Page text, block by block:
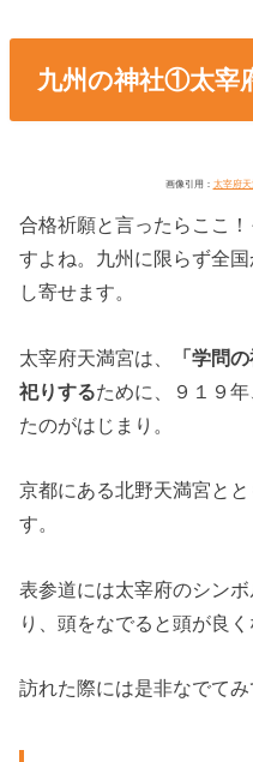
九州の神社①太宰
画像引用： 太宰府
合格祈願と言ったらここ
すよね。九州に限らず全
し寄せます。
太宰府天満宮は、
「学問
祀りするために、９１９
たのがはじまり。
京都にある北野天満宮と
す。
表参道には太宰府のシン
り、頭をなでると頭が良
訪れた際には是非なでてみ